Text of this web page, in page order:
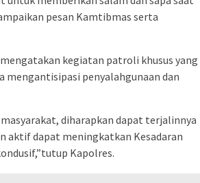
pesan Kamtibmas serta
mengatakan kegiatan patroli khusus yang
mengantisipasi penyalahgunaan dan
diharapkan dapat terjalinnya
aktif dapat meningkatkan Kesadaran
Kapolres.